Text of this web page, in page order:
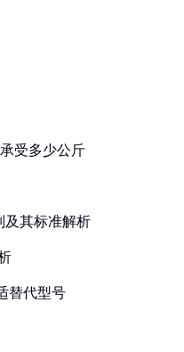
受多少公斤
及其标准解析
替代型号